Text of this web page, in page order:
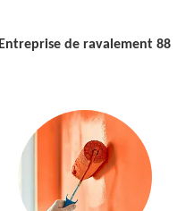
Entreprise de ravalement 88